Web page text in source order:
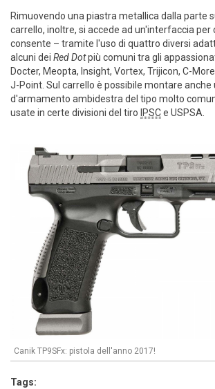
Rimuovendo una piastra metallica dalla parte
carrello, inoltre, si accede ad un'interfaccia per
consente – tramite l'uso di quattro diversi
alcuni dei Red Dotpiù comuni tra gli
Docter, Meopta, Insight, Vortex, Trijicon, C-
J-Point. Sul carrello è possibile montare
d'armamento ambidestra del tipo molto
usate in certe divisioni del tiro IPSCe USPSA.
Canik TP9SFx: pistola dell'anno 2017!
Tags: